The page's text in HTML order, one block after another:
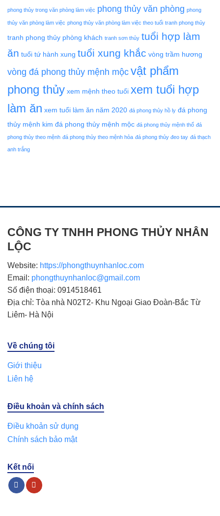
phong thủy trong văn phòng làm việc phong thủy văn phòng phong
thủy văn phòng làm việc phong thủy văn phòng làm việc theo tuổi tranh phong thủy
tranh phong thủy phòng khách tranh sơn thủy tuổi hợp làm
ăn tuổi tứ hành xung tuổi xung khắc vòng trầm hương
vòng đá phong thủy mệnh mộc vật phẩm
phong thủy xem mệnh theo tuổi xem tuổi hợp
làm ăn xem tuổi làm ăn năm 2020 đá phong thủy hồ ly đá phong
thủy mệnh kim đá phong thủy mệnh mộc đá phong thủy mệnh thổ đá
phong thủy theo mệnh đá phong thủy theo mệnh hỏa đá phong thủy đeo tay đá thạch
anh trắng
CÔNG TY TNHH PHONG THỦY NHÂN
LỘC
Website: https://phongthuynhanloc.com
Email: phongthuynhanloc@gmail.com
Số điện thoại: 0914518461
Địa chỉ: Tòa nhà N02T2- Khu Ngoại Giao Đoàn-Bắc Từ
Liêm- Hà Nội
Về chúng tôi
Giới thiệu
Liên hệ
Điều khoản và chính sách
Điều khoản sử dụng
Chính sách bảo mật
Kết nối